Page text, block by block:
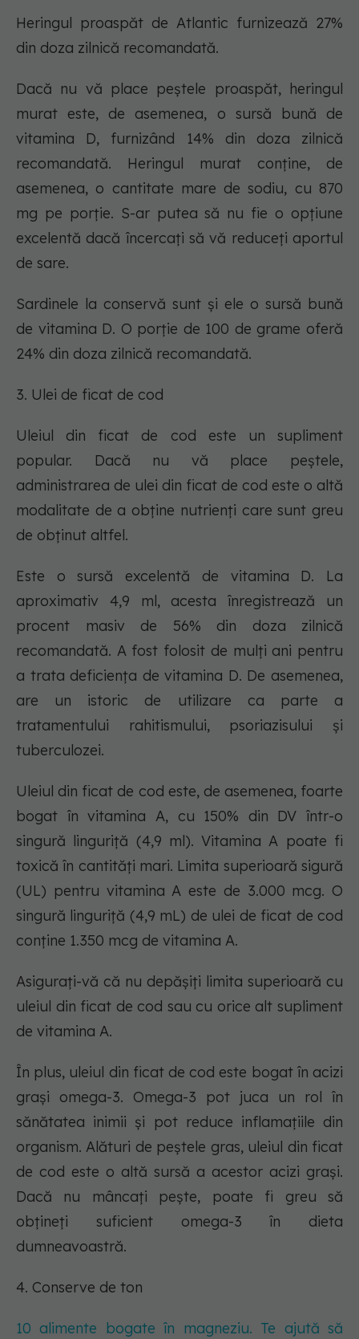
Heringul proaspăt de Atlantic furnizează 27%
din doza zilnică recomandată.
Dacă nu vă place peștele proaspăt, heringul
murat este, de asemenea, o sursă bună de
vitamina D, furnizând 14% din doza zilnică
recomandată. Heringul murat conține, de
asemenea, o cantitate mare de sodiu, cu 870
mg pe porție. S-ar putea să nu fie o opțiune
excelentă dacă încercați să vă reduceți aportul
de sare.
Sardinele la conservă sunt și ele o sursă bună
de vitamina D. O porție de 100 de grame oferă
24% din doza zilnică recomandată.
3. Ulei de ficat de cod
Uleiul din ficat de cod este un supliment
popular. Dacă nu vă place peștele,
administrarea de ulei din ficat de cod este o altă
modalitate de a obține nutrienți care sunt greu
de obținut altfel.
Este o sursă excelentă de vitamina D. La
aproximativ 4,9 ml, acesta înregistrează un
procent masiv de 56% din doza zilnică
recomandată. A fost folosit de mulți ani pentru
a trata deficiența de vitamina D. De asemenea,
are un istoric de utilizare ca parte a
tratamentului rahitismului, psoriazisului și
tuberculozei.
Uleiul din ficat de cod este, de asemenea, foarte
bogat în vitamina A, cu 150% din DV într-o
singură linguriță (4,9 ml). Vitamina A poate fi
toxică în cantități mari. Limita superioară sigură
(UL) pentru vitamina A este de 3.000 mcg. O
singură linguriță (4,9 mL) de ulei de ficat de cod
conține 1.350 mcg de vitamina A.
Asigurați-vă că nu depășiți limita superioară cu
uleiul din ficat de cod sau cu orice alt supliment
de vitamina A.
În plus, uleiul din ficat de cod este bogat în acizi
grași omega-3. Omega-3 pot juca un rol în
sănătatea inimii și pot reduce inflamațiile din
organism. Alături de peștele gras, uleiul din ficat
de cod este o altă sursă a acestor acizi grași.
Dacă nu mâncați pește, poate fi greu să
obțineți suficient omega-3 în dieta
dumneavoastră.
4. Conserve de ton
10 alimente bogate în magneziu. Te ajută să